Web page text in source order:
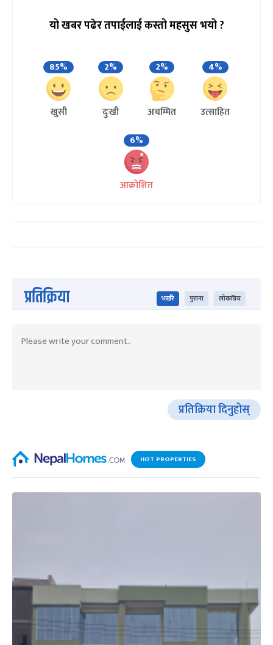
यो खबर पढेर तपाईलाई कस्तो महसुस भयो ?
85%
खुसी
2%
दुःखी
2%
अचम्मित
4%
उत्साहित
6%
आक्रोशित
प्रतिक्रिया भर्खरै पुराना लोकप्रिय
प्रतिक्रिया दिनुहोस्
HOT PROPERTIES